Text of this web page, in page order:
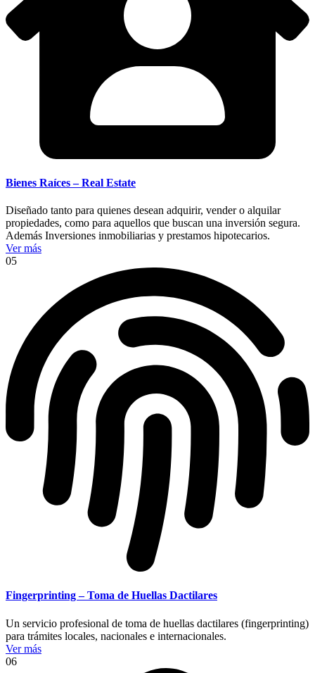
Bienes Raíces – Real Estate
Diseñado tanto para quienes desean adquirir, vender o alquilar
propiedades, como para aquellos que buscan una inversión segura.
Además Inversiones inmobiliarias y prestamos hipotecarios.
Ver más
05
Fingerprinting – Toma de Huellas Dactilares
Un servicio profesional de toma de huellas dactilares (fingerprinting)
para trámites locales, nacionales e internacionales.
Ver más
06